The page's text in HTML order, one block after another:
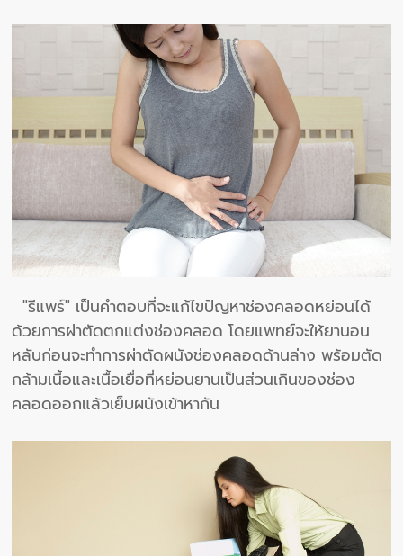
"รีแพร์" เป็นคำตอบที่จะแก้ไขปัญหาช่องคลอดหย่อนได้
ด้วยการผ่าตัดตกแต่งช่องคลอด โดยแพทย์จะให้ยานอน
หลับก่อนจะทำการผ่าตัดผนังช่องคลอดด้านล่าง พร้อมตัด
กล้ามเนื้อและเนื้อเยื่อที่หย่อนยานเป็นส่วนเกินของช่อง
คลอดออกแล้วเย็บผนังเข้าหากัน